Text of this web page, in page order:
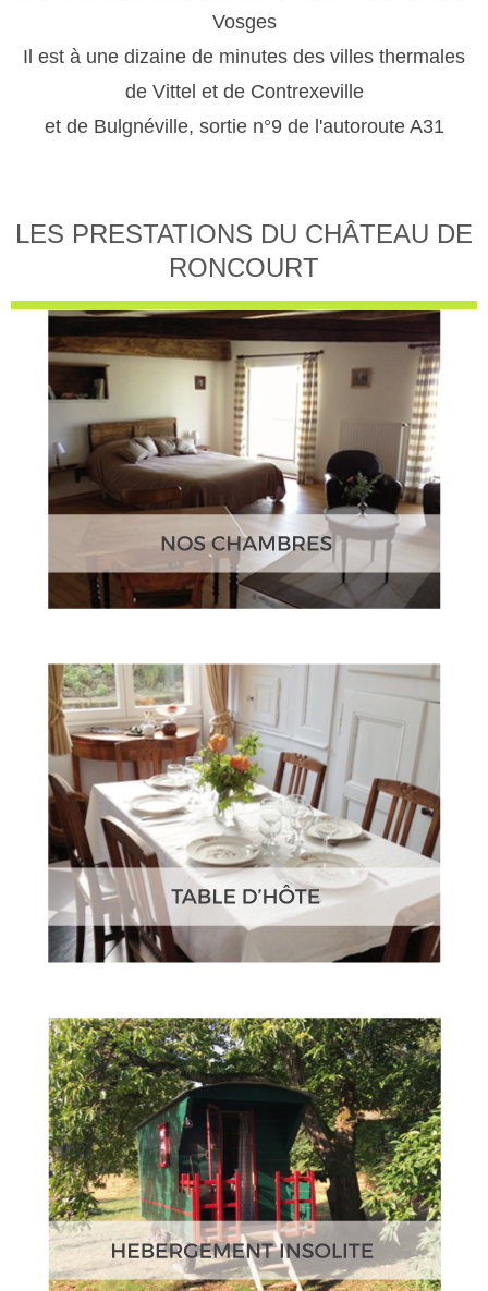
Vosges
Il est à une dizaine de minutes des villes thermales
de Vittel et de Contrexeville
et de Bulgnéville, sortie n°9 de l'autoroute A31
LES PRESTATIONS DU CHÂTEAU DE
RONCOURT